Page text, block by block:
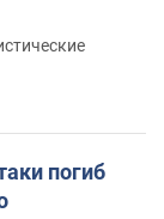
погиб